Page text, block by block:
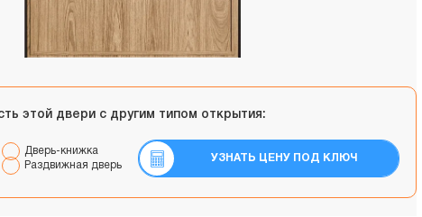
этой двери с другим типом открытия:
Дверь-книжка
Раздвижная дверь
УЗНАТЬ ЦЕНУ ПОД КЛЮЧ